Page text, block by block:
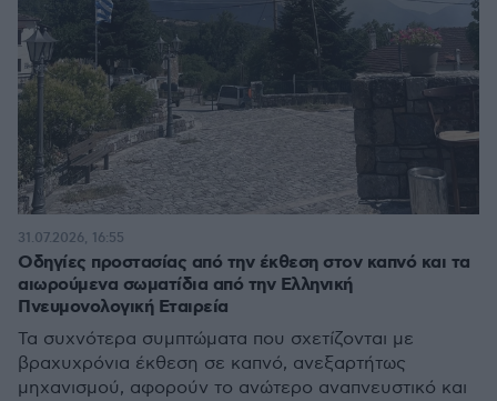
Οδηγίες προστασίας από την έκθεση στον καπνό και τα
αιωρούμενα σωματίδια από την Ελληνική
Πνευμονολογική Εταιρεία
Τα συχνότερα συμπτώματα που σχετίζονται με
βραχυχρόνια έκθεση σε καπνό, ανεξαρτήτως
μηχανισμού, αφορούν το ανώτερο αναπνευστικό και
31.07.2026, 16:55